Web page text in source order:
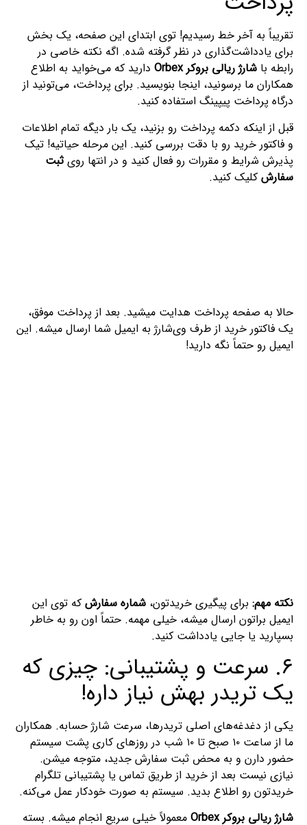
تقریباً به آخر خط رسیدیم! توی ابتدای این صفحه، یک بخش
برای یادداشت‌گذاری در نظر گرفته شده. اگه نکته خاصی در
رابطه با شارژ ریالی بروکر Orbex
دارید که می‌خواید به اطلاع
همکاران ما برسونید، اینجا بنویسید. برای پرداخت، می‌تونید از
درگاه پرداخت پیپینگ استفاده کنید.
قبل از اینکه دکمه پرداخت رو بزنید، یک بار دیگه تمام اطلاعات
و فاکتور خرید رو با دقت بررسی کنید. این مرحله حیاتیه! تیک
پذیرش شرایط و مقررات رو فعال کنید و در انتها روی ثبت
سفارش کلیک کنید.
حالا به صفحه پرداخت هدایت میشید. بعد از پرداخت موفق،
یک فاکتور خرید از طرف وی‌شارژ به ایمیل شما ارسال میشه. این
ایمیل رو حتماً نگه دارید!
نکته مهم: برای پیگیری خریدتون، شماره سفارش که توی این
ایمیل براتون ارسال میشه، خیلی مهمه. حتماً اون رو به خاطر
بسپارید یا جایی یادداشت کنید.
۶. سرعت و پشتیبانی: چیزی که
یک تریدر بهش نیاز داره!
یکی از دغدغه‌های اصلی تریدرها، سرعت شارژ حسابه. همکاران
ما از ساعت ۱۰ صبح تا ۱۰ شب در روزهای کاری پشت سیستم
حضور دارن و به محض ثبت سفارش جدید، متوجه میشن.
نیازی نیست بعد از خرید از طریق تماس یا پشتیبانی تلگرام
خریدتون رو اطلاع بدید. سیستم به صورت خودکار عمل می‌کنه.
شارژ ریالی بروکر Orbex
معمولاً خیلی سریع انجام میشه. بسته